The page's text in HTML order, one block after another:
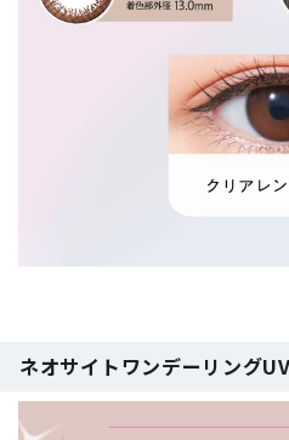
ネオサイトワンデーリング